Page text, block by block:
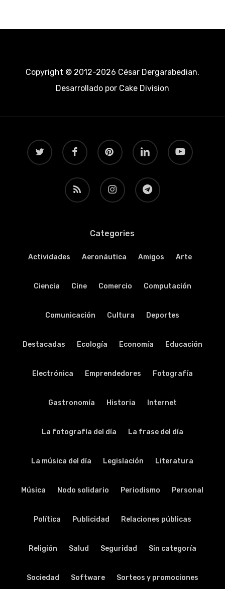
Copyright © 2012-2026 César Dergarabedian.
Desarrollado porCake Division
twitter facebook pinterest linkedin youtube
RSS instagram telegram
Categories
Actividades Aeronáutica Amigos Arte
Ciencia Cine Comercio Computación
Comunicación Cultura Deportes
Destacadas Ecología Economía Educación
Electrónica Emprendedores Fotografía
Gastronomía Historia Internet
La fotografía del día La frase del día
La música del día Legislación Literatura
Música Nodo solidario Periodismo Personal
Política Publicidad Relaciones públicas
Religión Salud Seguridad Sin categoría
Sociedad Software Sorteos y promociones